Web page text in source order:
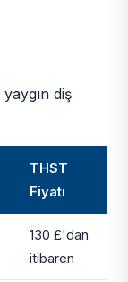
diş
THST
Fiyatı
130 £'dan
itibaren